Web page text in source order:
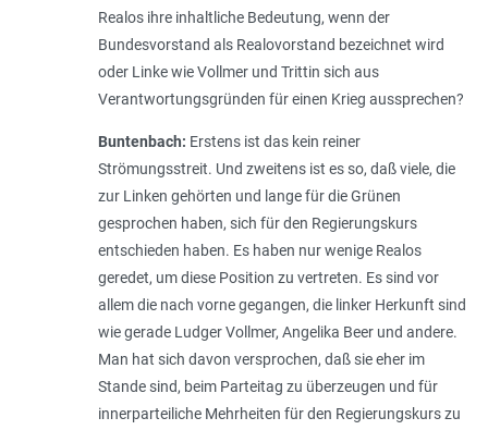
Realos ihre inhaltliche Bedeutung, wenn der
Bundesvorstand als Realovorstand bezeichnet wird
oder Linke wie Vollmer und Trittin sich aus
Verantwortungsgründen für einen Krieg aussprechen?
Buntenbach: Erstens ist das kein reiner
Strömungsstreit. Und zweitens ist es so, daß viele, die
zur Linken gehörten und lange für die Grünen
gesprochen haben, sich für den Regierungskurs
entschieden haben. Es haben nur wenige Realos
geredet, um diese Position zu vertreten. Es sind vor
allem die nach vorne gegangen, die linker Herkunft sind
wie gerade Ludger Vollmer, Angelika Beer und andere.
Man hat sich davon versprochen, daß sie eher im
Stande sind, beim Parteitag zu überzeugen und für
innerparteiliche Mehrheiten für den Regierungskurs zu